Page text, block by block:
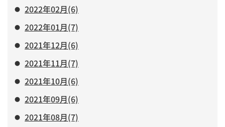
2022年02月(6)
2022年01月(7)
2021年12月(6)
2021年11月(7)
2021年10月(6)
2021年09月(6)
2021年08月(7)